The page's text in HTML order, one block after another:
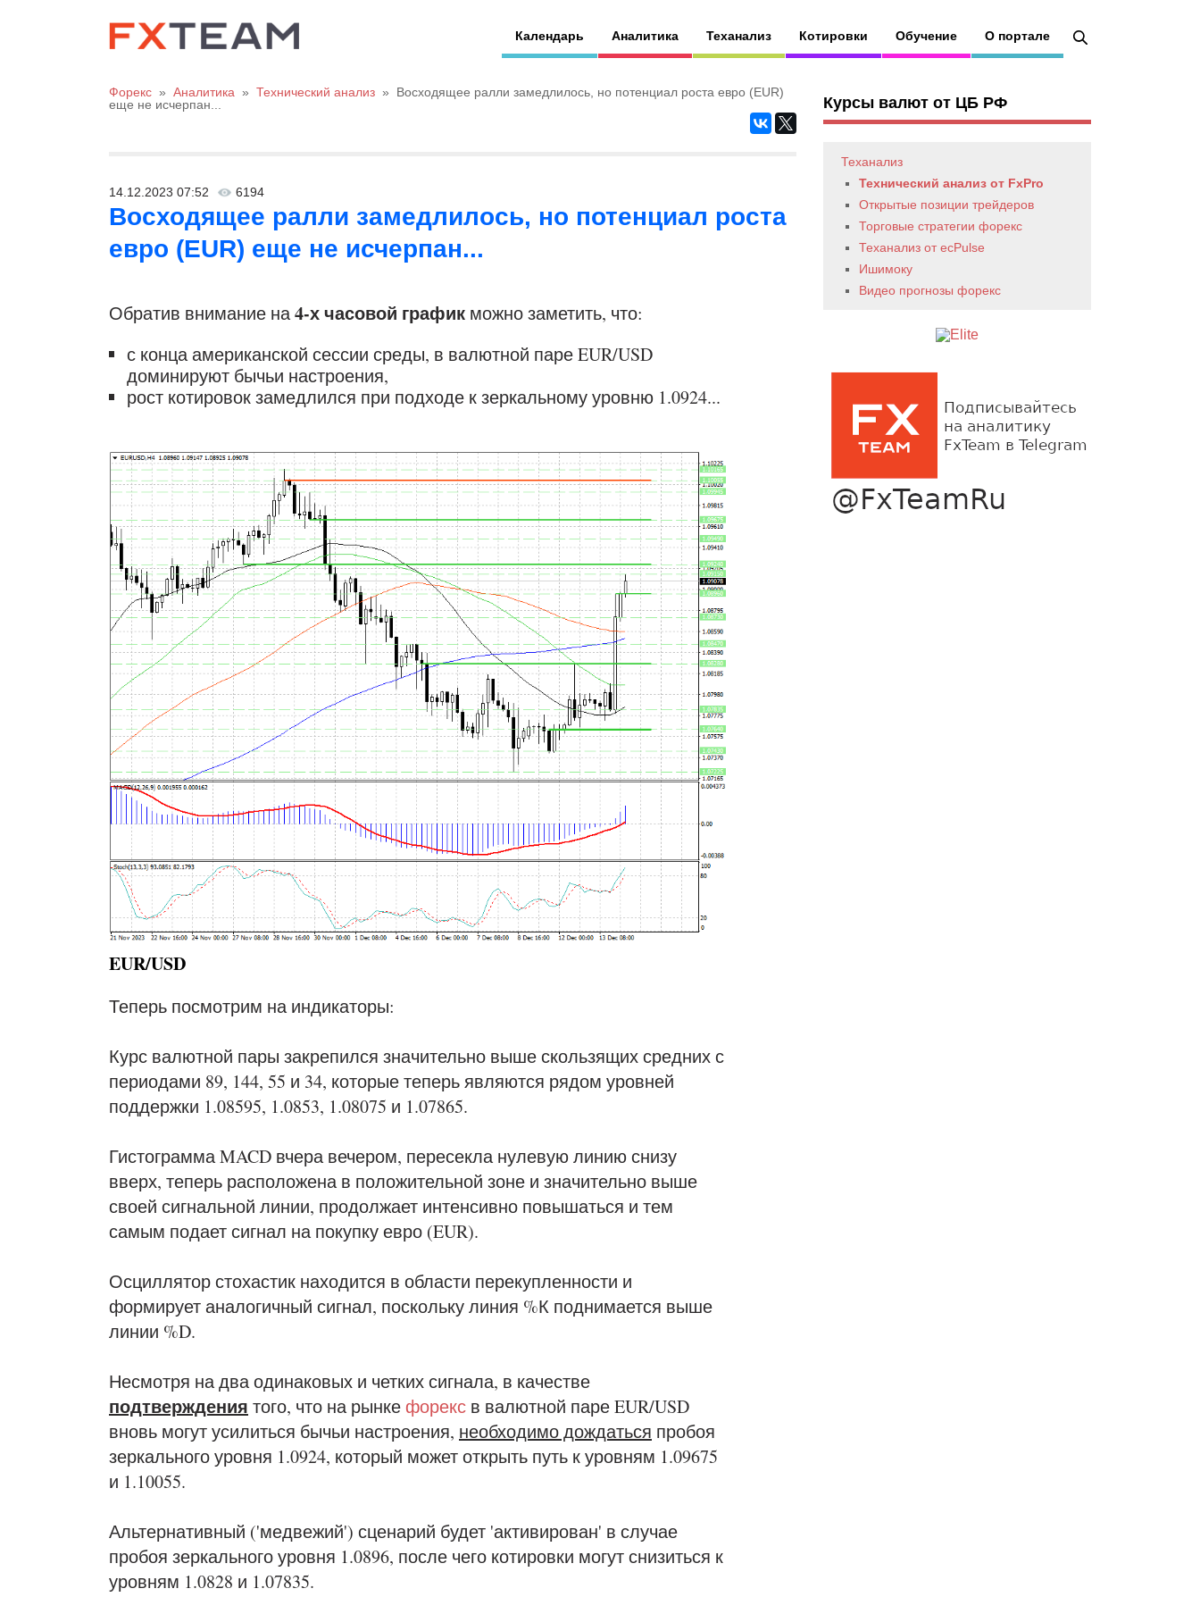
Календарь Аналитика Теханализ Котировки Обучение О портале
Форекс » Аналитика » Технический анализ »
Восходящее ралли замедлилось, но потенциал роста евро (EUR)
еще не исчерпан...
14.12.2023 07:52 6194
Восходящее ралли замедлилось, но потенциал роста
евро (EUR) еще не исчерпан...
Обратив внимание на4-х часовой график можно заметить, что:
с конца американской сессии среды, в валютной паре EUR/USD
доминируют бычьи настроения,
рост котировок замедлился при подходе к зеркальному уровню 1.0924...
EUR/USD
Теперь посмотрим на индикаторы:
Курс валютной пары закрепился значительно выше скользящих средних с
периодами 89, 144, 55 и 34, которые теперь являются рядом уровней
поддержки 1.08595, 1.0853, 1.08075 и 1.07865.
Гистограмма MACD вчера вечером, пересекла нулевую линию снизу
вверх, теперь расположена в положительной зоне и значительно выше
своей сигнальной линии, продолжает интенсивно повышаться и тем
самым подает сигнал на покупку евро (EUR).
Осциллятор стохастик находится в области перекупленности и
формирует аналогичный сигнал, поскольку линия %К поднимается выше
линии %D.
Несмотря на два одинаковых и четких сигнала, в качестве
подтверждения того, что на рынкефорекс в валютной паре EUR/USD
вновь могут усилиться бычьи настроения, необходимо дождаться пробоя
зеркального уровня 1.0924, который может открыть путь к уровням 1.09675
и 1.10055.
Альтернативный ('медвежий') сценарий будет 'активирован' в случае
пробоя зеркального уровня 1.0896, после чего котировки могут снизиться к
уровням 1.0828 и 1.07835.
Курсы валют от ЦБ РФ
Теханализ
Технический анализ от FxPro
Открытые позиции трейдеров
Торговые стратегии форекс
Теханализ от ecPulse
Ишимоку
Видео прогнозы форекс